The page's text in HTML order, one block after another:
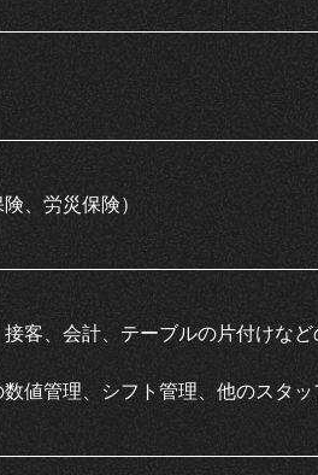
、労災保険）
客、会計、テーブルの片付けな
値管理、シフト管理、他のスタ